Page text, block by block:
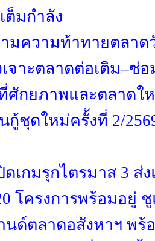
ต็มกำลัง
มความท้าทายตลาด
จาะตลาดต่อเติม–ซ่
ศักยภาพและตลาดใ
กู้ชุดใหม่ครั้งที่ 2/
ดเกมรุกไตรมาส 3 ส่
โครงการพร้อมอยู่
านด์ตลาดอสังหาฯ พ